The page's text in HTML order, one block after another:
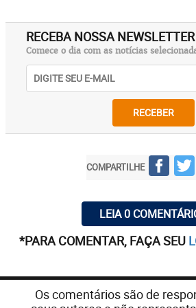
RECEBA NOSSA NEWSLETTER
Comece o dia com as notícias
RECEBER
COMPARTILHE
LEIA 0
*PARA COMENTAR, FAÇA SEU
Os comentários são de